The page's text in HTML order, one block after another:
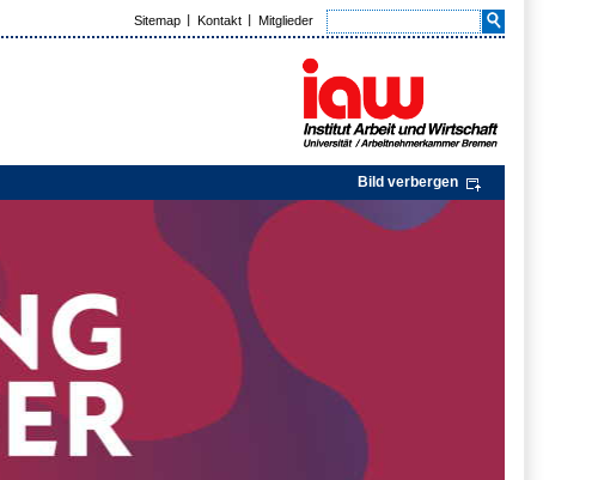
Sitemap Kontakt Mitglieder
Bild verbergen